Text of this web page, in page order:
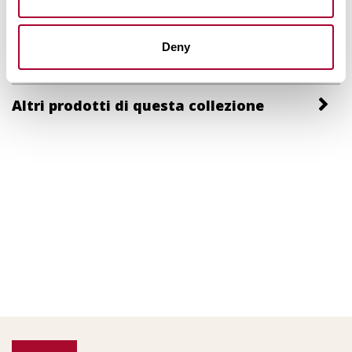
Deny
Images
Prodotti Simili
Altri prodotti di questa collezione